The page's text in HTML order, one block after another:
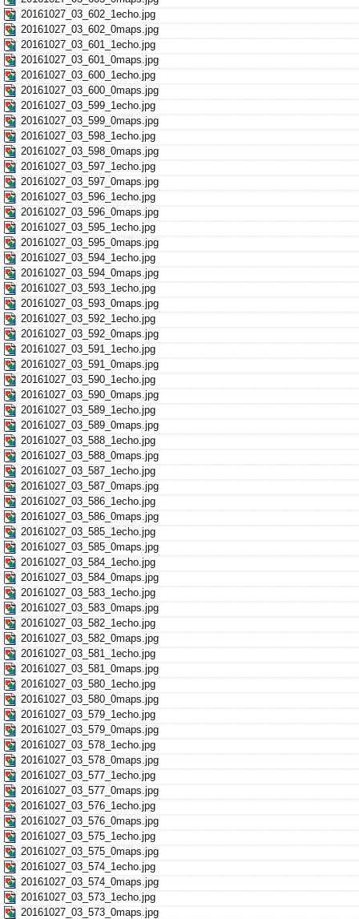
20161027_03_602_1echo.jpg
20161027_03_602_0maps.jpg
20161027_03_601_1echo.jpg
20161027_03_601_0maps.jpg
20161027_03_600_1echo.jpg
20161027_03_600_0maps.jpg
20161027_03_599_1echo.jpg
20161027_03_599_0maps.jpg
20161027_03_598_1echo.jpg
20161027_03_598_0maps.jpg
20161027_03_597_1echo.jpg
20161027_03_597_0maps.jpg
20161027_03_596_1echo.jpg
20161027_03_596_0maps.jpg
20161027_03_595_1echo.jpg
20161027_03_595_0maps.jpg
20161027_03_594_1echo.jpg
20161027_03_594_0maps.jpg
20161027_03_593_1echo.jpg
20161027_03_593_0maps.jpg
20161027_03_592_1echo.jpg
20161027_03_592_0maps.jpg
20161027_03_591_1echo.jpg
20161027_03_591_0maps.jpg
20161027_03_590_1echo.jpg
20161027_03_590_0maps.jpg
20161027_03_589_1echo.jpg
20161027_03_589_0maps.jpg
20161027_03_588_1echo.jpg
20161027_03_588_0maps.jpg
20161027_03_587_1echo.jpg
20161027_03_587_0maps.jpg
20161027_03_586_1echo.jpg
20161027_03_586_0maps.jpg
20161027_03_585_1echo.jpg
20161027_03_585_0maps.jpg
20161027_03_584_1echo.jpg
20161027_03_584_0maps.jpg
20161027_03_583_1echo.jpg
20161027_03_583_0maps.jpg
20161027_03_582_1echo.jpg
20161027_03_582_0maps.jpg
20161027_03_581_1echo.jpg
20161027_03_581_0maps.jpg
20161027_03_580_1echo.jpg
20161027_03_580_0maps.jpg
20161027_03_579_1echo.jpg
20161027_03_579_0maps.jpg
20161027_03_578_1echo.jpg
20161027_03_578_0maps.jpg
20161027_03_577_1echo.jpg
20161027_03_577_0maps.jpg
20161027_03_576_1echo.jpg
20161027_03_576_0maps.jpg
20161027_03_575_1echo.jpg
20161027_03_575_0maps.jpg
20161027_03_574_1echo.jpg
20161027_03_574_0maps.jpg
20161027_03_573_1echo.jpg
20161027_03_573_0maps.jpg